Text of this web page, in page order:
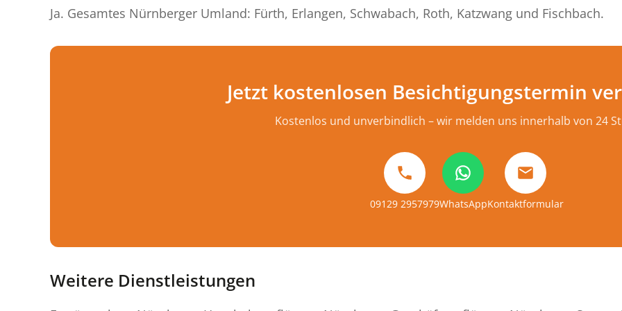
Ja. Gesamtes Nürnberger Umland: Fürth, Erlangen, Schwabach, Roth, Katzwang und Fischbach.
Jetzt kostenlosen Besichtigungstermin
Kostenlos und unverbindlich – wir melden uns innerhalb von 24
09129 2957979WhatsAppKontaktformular
Weitere Dienstleistungen